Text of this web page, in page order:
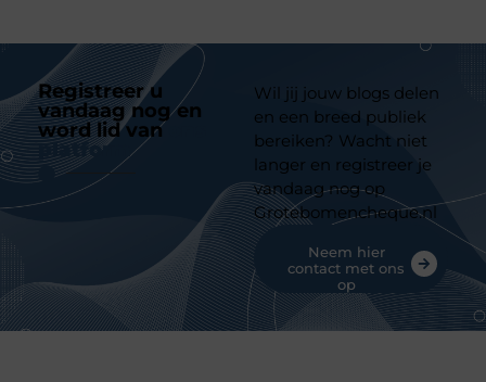
Registreer u
vandaag nog en
word lid van
platform
Wil jij jouw blogs delen
en een breed publiek
bereiken? Wacht niet
langer en registreer je
vandaag nog op
Grotebomencheque.nl
Neem hier
contact met ons
op